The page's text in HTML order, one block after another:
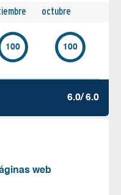
octubre
100 100
6.0/ 6.0
web